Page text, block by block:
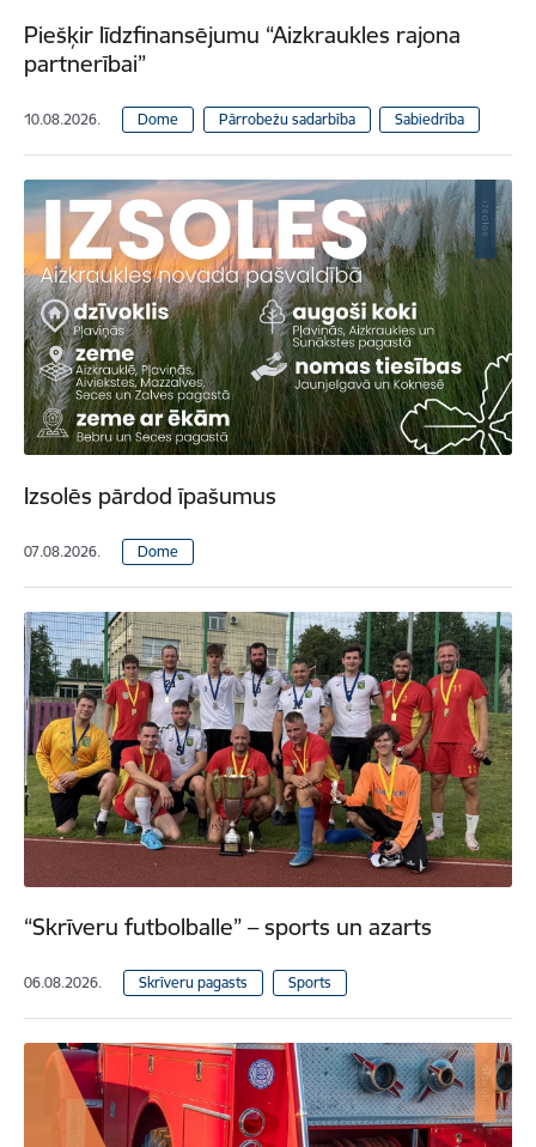
Piešķir līdzfinansējumu “Aizkraukles rajona
partnerībai”
10.08.2026. Dome Pārrobežu sadarbība Sabiedrība
Izsolēs pārdod īpašumus
07.08.2026. Dome
“Skrīveru futbolballe” – sports un azarts
06.08.2026. Skrīveru pagasts Sports